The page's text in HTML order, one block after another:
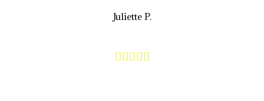
Juliette P.
    N